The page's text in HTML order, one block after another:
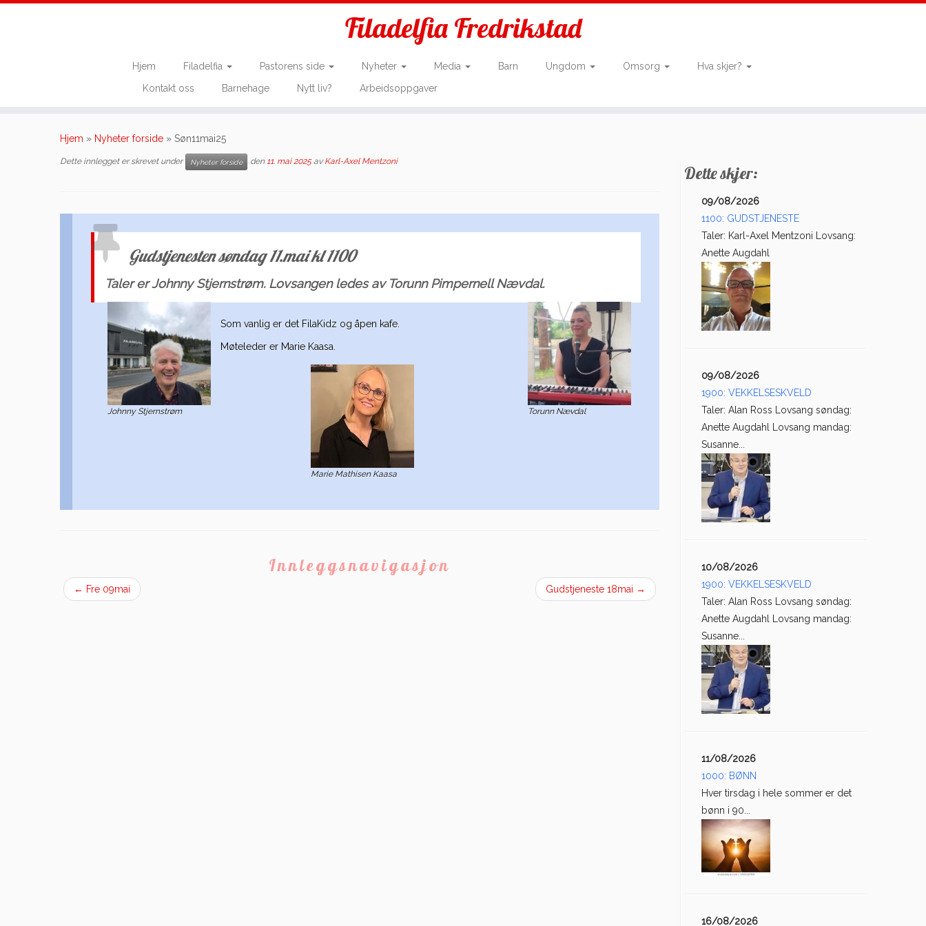
Filadelfia Fredrikstad
Hjem Filadelfia Pastorens side Nyheter Media Barn Ungdom Omsorg
Hva skjer?
Kontakt oss
Barnehage Nytt liv? Arbeidsoppgaver
Hjem » Nyheter forside » Søn11mai25
Dette innlegget er skrevet under Nyheter forside den 11. mai 2025 avKarl-Axel Mentzoni
Gudstjenesten søndag 11.mai kl 1100
Taler er Johnny Stjernstrøm. Lovsangen ledes av Torunn Pimpernell Nævdal.
Torunn Nævdal
Johnny Stjernstrøm
Som vanlig er det FilaKidz og åpen kafe.
Møteleder er Marie Kaasa.
Marie Mathisen Kaasa
Innleggsnavigasjon
← Fre 09mai Gudstjeneste 18mai →
Dette skjer:
09/08/2026
1100: GUDSTJENESTE
Taler: Karl-Axel Mentzoni Lovsang:
Anette Augdahl
09/08/2026
1900: VEKKELSESKVELD
Taler: Alan Ross Lovsang søndag:
Anette Augdahl Lovsang mandag:
Susanne...
10/08/2026
1900: VEKKELSESKVELD
Taler: Alan Ross Lovsang søndag:
Anette Augdahl Lovsang mandag:
Susanne...
11/08/2026
1000: BØNN
Hver tirsdag i hele sommer er det
bønn i 90...
16/08/2026